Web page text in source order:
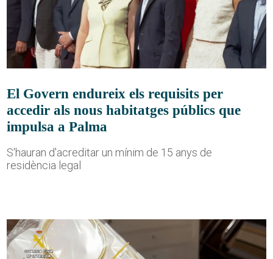
El Govern endureix els requisits per
accedir als nous habitatges públics que
impulsa a Palma
S'hauran d'acreditar un mínim de 15 anys de
residència legal